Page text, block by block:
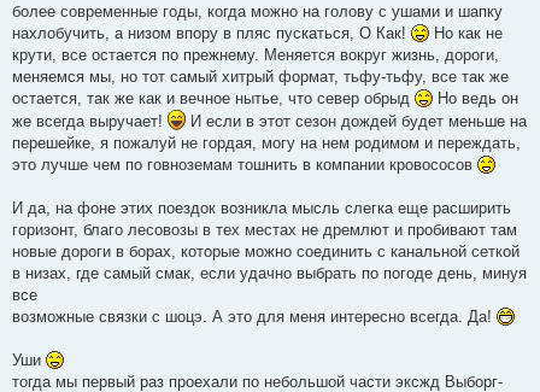
и
е
более современные годы, когда можно на голову с ушами и шапку
нахлобучить, а низом впору в пляс пускаться, О Как!
Но как не
крути, все остается по прежнему. Меняется вокруг жизнь, дороги,
меняемся мы, но тот самый хитрый формат, тьфу-тьфу, все так же
остается, так же как и вечное нытье, что север обрыд
Но ведь он
же всегда выручает!
И если в этот сезон дождей будет меньше на
перешейке, я пожалуй не гордая, могу на нем родимом и переждать,
это лучше чем по говноземам тошнить в компании кровососов
И да, на фоне этих поездок возникла мысль слегка еще расширить
горизонт, благо лесовозы в тех местах не дремлют и пробивают там
новые дороги в борах, которые можно соединить с канальной сеткой
в низах, где самый смак, если удачно выбрать по погоде день, минуя
все
возможные связки с шоцэ. А это для меня интересно всегда. Да!
Уши
тогда мы первый раз проехали по небольшой части эксжд Выборг-